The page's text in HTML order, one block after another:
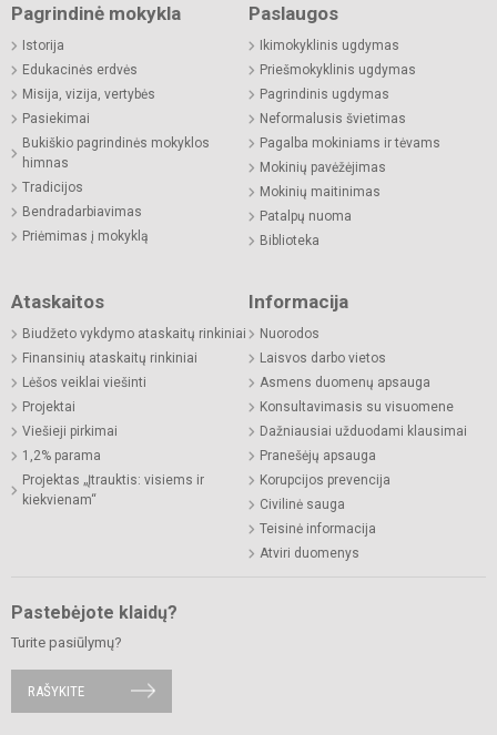
Pagrindinė mokykla
Istorija
Edukacinės erdvės
Misija, vizija, vertybės
Pasiekimai
Bukiškio pagrindinės mokyklos
himnas
Tradicijos
Bendradarbiavimas
Priėmimas į mokyklą
Paslaugos
Ikimokyklinis ugdymas
Priešmokyklinis ugdymas
Pagrindinis ugdymas
Neformalusis švietimas
Pagalba mokiniams ir tėvams
Mokinių pavėžėjimas
Mokinių maitinimas
Patalpų nuoma
Biblioteka
Ataskaitos
Biudžeto vykdymo ataskaitų rinkiniai
Finansinių ataskaitų rinkiniai
Lėšos veiklai viešinti
Projektai
Viešieji pirkimai
1,2% parama
Projektas „Įtrauktis: visiems ir
kiekvienam“
Informacija
Nuorodos
Laisvos darbo vietos
Asmens duomenų apsauga
Konsultavimasis su visuomene
Dažniausiai užduodami klausimai
Pranešėjų apsauga
Korupcijos prevencija
Civilinė sauga
Teisinė informacija
Atviri duomenys
Pastebėjote klaidų?
Turite pasiūlymų?
RAŠYKITE